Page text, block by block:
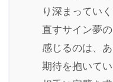
り深まってい
直すサイン夢
感じるのは、
期待を抱いて